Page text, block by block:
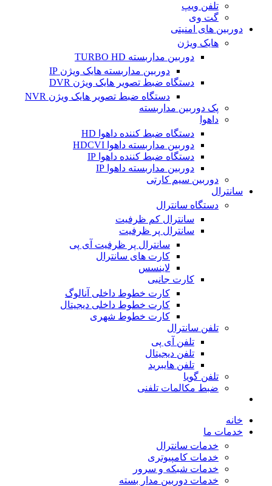
تلفن ویپ
گت وی
دوربین های امنیتی
هایک ویژن
دوربین مداربسته TURBO HD
دوربین مداربسته هایک ویژن IP
دستگاه ضبط تصویر هایک ویژن DVR
دستگاه ضبط تصویر هایک ویژن NVR
پک دوربین مداربسته
داهوا
دستگاه ضبط کننده داهوا HD
دوربین مداربسته داهوا HDCVI
دستگاه ضبط کننده داهوا IP
دوربین مداربسته داهوا IP
دوربین سیم کارتی
سانترال
دستگاه سانترال
سانترال کم ظرفیت
سانترال پر ظرفیت
سانترال پر ظرفیت آی پی
کارت های سانترال
لاینسس
کارت جانبی
کارت خطوط داخلی آنالوگ
کارت خطوط داخلی دیجیتال
کارت خطوط شهری
تلفن سانترال
تلفن آی پی
تلفن دیجیتال
تلفن هایبرید
تلفن گویا
ضبط مکالمات تلفنی
خانه
خدمات ما
خدمات سانترال
خدمات کامپیوتری
خدمات شبکه و سرور
خدمات دوربین مدار بسته